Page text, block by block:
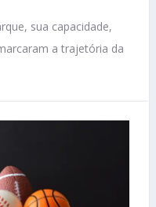
sua capacidade,
a trajetória da